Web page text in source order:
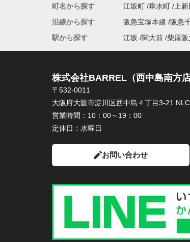
町名から探す
江坂町 垂水町 上新
沿線から探す
阪急宝塚本線 阪急
駅から探す
江坂 関大前 柴原
株式会社BARREL（西中島南方店
〒532-0011
大阪府大阪市淀川区西中島４丁目3-21
営業時間： 10：00～19：00
定休日： 水曜日
お問い合わせ